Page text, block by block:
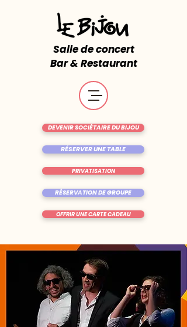
Salle de concert
Bar & Restaurant
RÉSERVER UNE TABLE
OFFRIR UNE CARTE CADEAU
DEVENIR SOCIÉTAIRE DU BIJOU
RÉSERVATION DE GROUPE
PRIVATISATION